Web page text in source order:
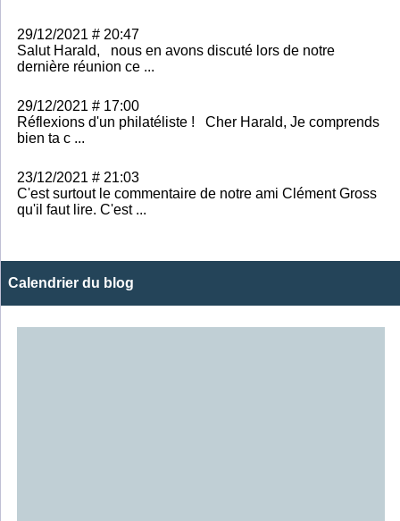
29/12/2021 # 20:47
Salut Harald, nous en avons discuté lors de notre
dernière réunion ce ...
29/12/2021 # 17:00
Réflexions d'un philatéliste ! Cher Harald, Je comprends
bien ta c ...
23/12/2021 # 21:03
C'est surtout le commentaire de notre ami Clément Gross
qu'il faut lire. C'est ...
Calendrier du blog